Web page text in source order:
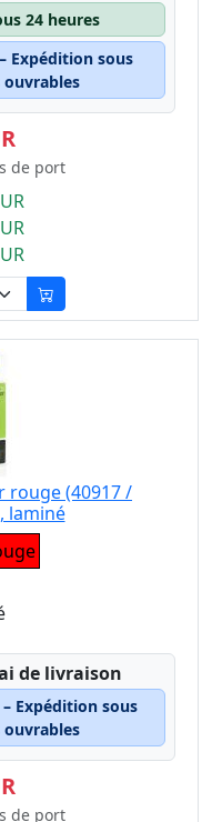
24 heures
Expédition sous
de port
rouge (40917 /
laminé
de livraison
Expédition sous
de port